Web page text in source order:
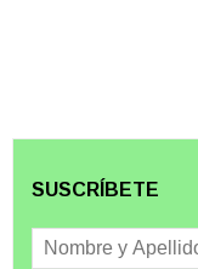
SUSCRÍBETE